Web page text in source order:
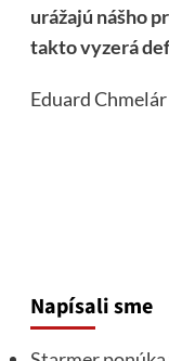
urážajú nášho
takto vyzerá
Eduard Chmelár
Napísali sme